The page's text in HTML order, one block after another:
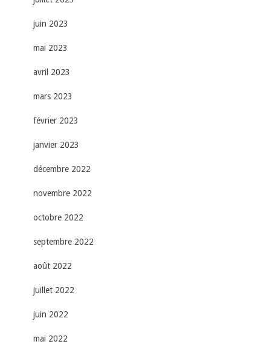
juin 2023
mai 2023
avril 2023
mars 2023
février 2023
janvier 2023
décembre 2022
novembre 2022
octobre 2022
septembre 2022
août 2022
juillet 2022
juin 2022
mai 2022